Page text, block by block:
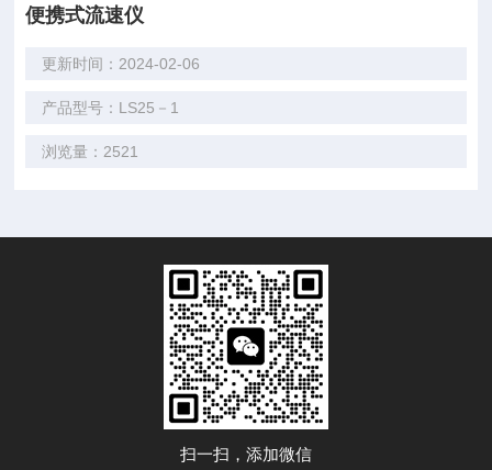
便携式流速仪
更新时间：2024-02-06
产品型号：LS25－1
浏览量：2521
扫一扫，添加微信